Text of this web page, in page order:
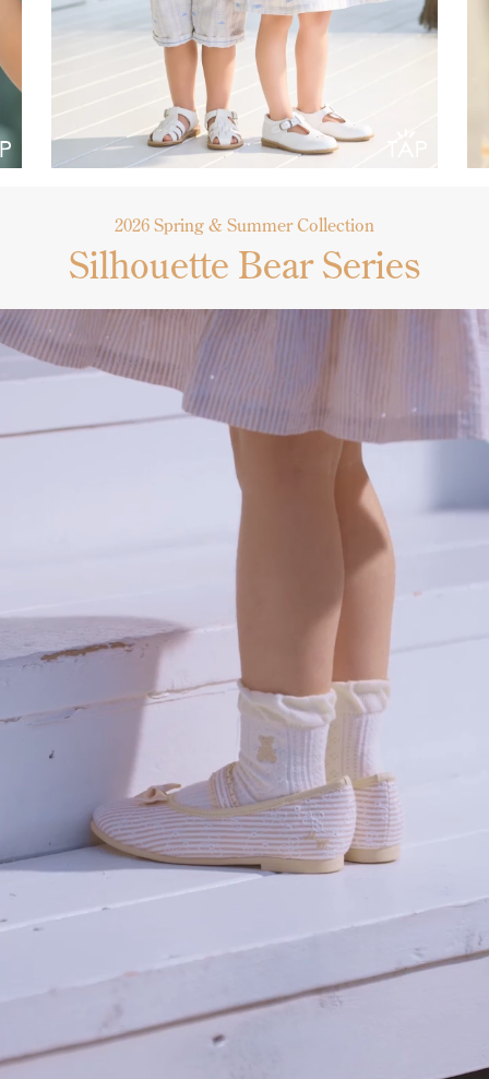
2026 Spring & Summer Collection
Silhouette Bear Series